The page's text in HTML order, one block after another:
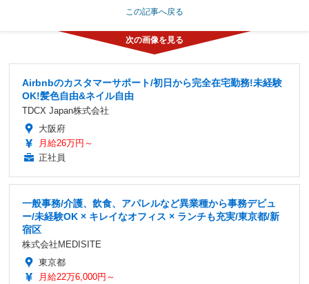
この記事へ戻る
Airbnbのカスタマーサポート/初日から完全在宅勤務!未経験
OK!髪色自由&ネイル自由
TDCX Japan株式会社
大阪府
月給26万円～
正社員
一般事務/介護、飲食、アパレルなど異業種から事務デビュ
ー/未経験OK × キレイなオフィス × ランチも充実/東京都/新
宿区
株式会社MEDISITE
東京都
月給22万6,000円～